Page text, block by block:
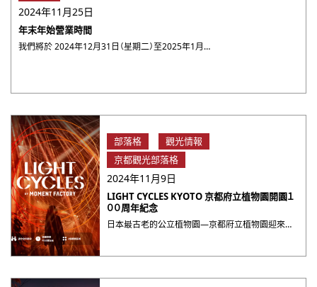
2024年11月25日
年末年始營業時間
我們將於 2024年12月31日（星期二）至2025年1月3日（星期二） 休息。其他日子正常營業。 休息期間， ・・・
部落格
觀光情報
京都觀光部落格
2024年11月9日
LIGHT CYCLES KYOTO 京都府立植物園開園１
００周年紀念
日本最古老的公立植物園―京都府立植物園迎來了開園100周年的紀念,期間會限時夜間開放。利用光影和音效,展現與白天截然不同的植物世界,讓您體驗到植物充滿生命力的光輝。